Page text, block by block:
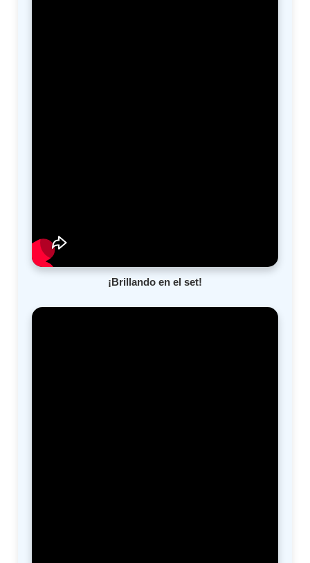
¡Brillando en el set!